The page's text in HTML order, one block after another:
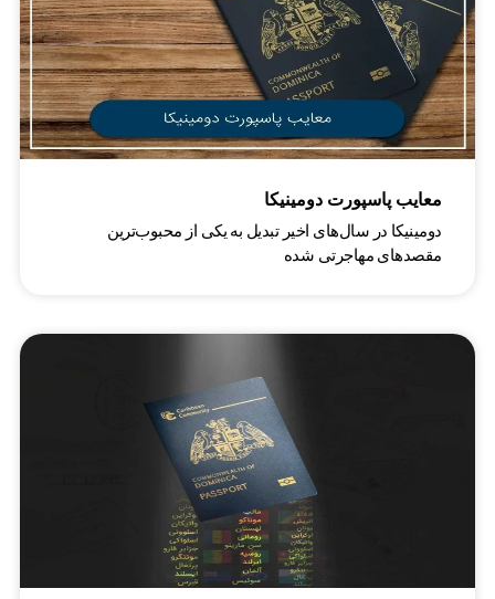
معایب پاسپورت دومینیکا
دومینیکا در سال‌های اخیر تبدیل به یکی از محبوب‌ترین
مقصدهای مهاجرتی شده